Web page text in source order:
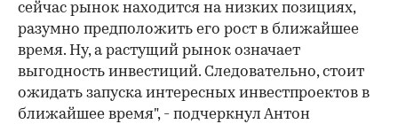
сейчас рынок находится на низких позициях,
разумно предположить его рост в ближайшее
время. Ну, а растущий рынок означает
выгодность инвестиций. Следовательно, стоит
ожидать запуска интересных инвестпроектов в
ближайшее время", - подчеркнул Антон